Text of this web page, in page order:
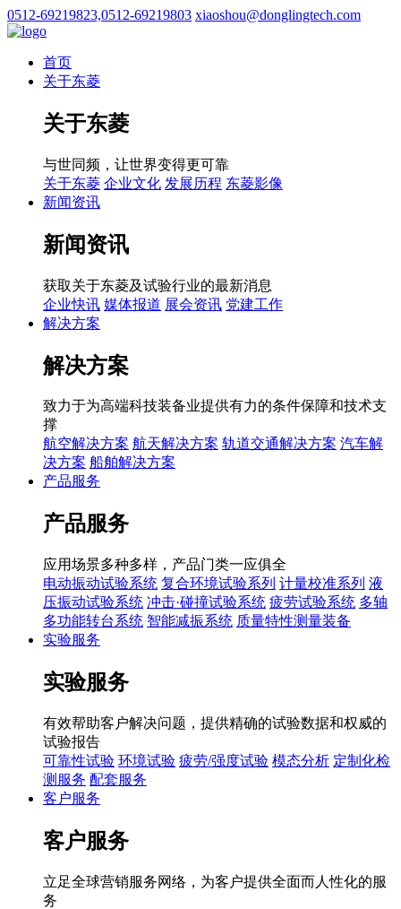
0512-69219823,0512-69219803 xiaoshou@donglingtech.com
首页
关于东菱
关于东菱
与世同频，让世界变得更可靠
关于东菱 企业文化 发展历程 东菱影像
新闻资讯
新闻资讯
获取关于东菱及试验行业的最新消息
企业快讯 媒体报道 展会资讯 党建工作
解决方案
解决方案
致力于为高端科技装备业提供有力的条件保障和技术支
撑
航空解决方案 航天解决方案 轨道交通解决方案 汽车解
决方案 船舶解决方案
产品服务
产品服务
应用场景多种多样，产品门类一应俱全
电动振动试验系统 复合环境试验系列 计量校准系列 液
压振动试验系统 冲击·碰撞试验系统 疲劳试验系统 多轴
多功能转台系统 智能减振系统 质量特性测量装备
实验服务
实验服务
有效帮助客户解决问题，提供精确的试验数据和权威的
试验报告
可靠性试验 环境试验 疲劳/强度试验 模态分析 定制化检
测服务 配套服务
客户服务
客户服务
立足全球营销服务网络，为客户提供全面而人性化的服
务